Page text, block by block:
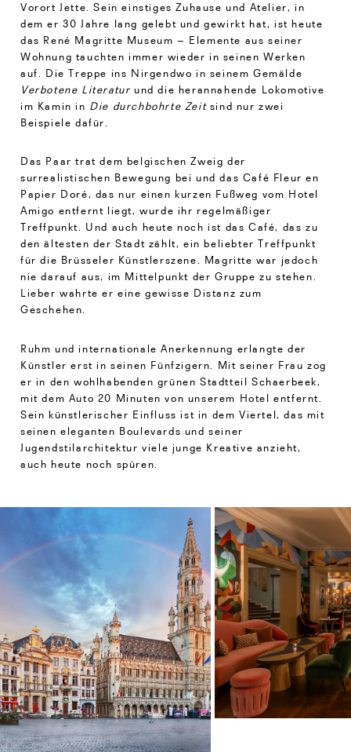
Vorort Jette. Sein einstiges Zuhause und Atelier, in
dem er 30 Jahre lang gelebt und gewirkt hat, ist heute
das René Magritte Museum – Elemente aus seiner
Wohnung tauchten immer wieder in seinen Werken
auf. Die Treppe ins Nirgendwo in seinem Gemälde
Verbotene Literatur und die herannahende Lokomotive
im Kamin in Die durchbohrte Zeitsind nur zwei
Beispiele dafür.
Das Paar trat dem belgischen Zweig der
surrealistischen Bewegung bei und das Café Fleur en
Papier Doré, das nur einen kurzen Fußweg vom Hotel
Amigo entfernt liegt, wurde ihr regelmäßiger
Treffpunkt. Und auch heute noch ist das Café, das zu
den ältesten der Stadt zählt, ein beliebter Treffpunkt
für die Brüsseler Künstlerszene. Magritte war jedoch
nie darauf aus, im Mittelpunkt der Gruppe zu stehen.
Lieber wahrte er eine gewisse Distanz zum
Geschehen.
Ruhm und internationale Anerkennung erlangte der
Künstler erst in seinen Fünfzigern. Mit seiner Frau zog
er in den wohlhabenden grünen Stadtteil Schaerbeek,
mit dem Auto 20 Minuten von unserem Hotel entfernt.
Sein künstlerischer Einfluss ist in dem Viertel, das mit
seinen eleganten Boulevards und seiner
Jugendstilarchitektur viele junge Kreative anzieht,
auch heute noch spüren.